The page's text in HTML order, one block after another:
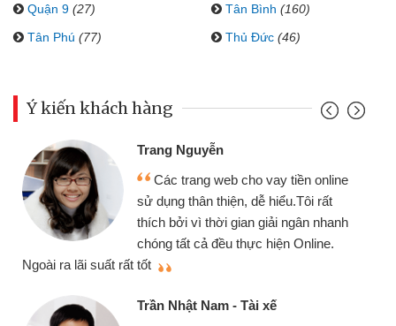
Quận 9 (27) Tân Bình (160)
Tân Phú (77) Thủ Đức (46)
Ý kiến khách hàng
cho vay tiền online
dễ hiểu.Tôi rất
giải ngân nhanh
hiện Online.
Tài xế
Mình cần tiền gấp
chiếc xe wave nhưng
gói vay tiền bằng
cần gặp mặt nên rất
thiệu cho bạn bè biết
Cấn Văn Lực - Tạp